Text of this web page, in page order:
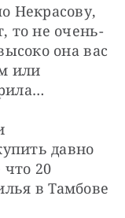
Некрасову,
то не очень-
она вас
или
давно
20
в Тамбове